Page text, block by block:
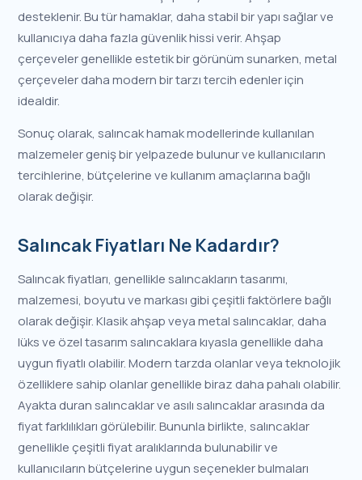
desteklenir. Bu tür hamaklar, daha stabil bir yapı sağlar ve
kullanıcıya daha fazla güvenlik hissi verir. Ahşap
çerçeveler genellikle estetik bir görünüm sunarken, metal
çerçeveler daha modern bir tarzı tercih edenler için
idealdir.
Sonuç olarak, salıncak hamak modellerinde kullanılan
malzemeler geniş bir yelpazede bulunur ve kullanıcıların
tercihlerine, bütçelerine ve kullanım amaçlarına bağlı
olarak değişir.
Salıncak Fiyatları Ne Kadardır?
Salıncak fiyatları, genellikle salıncakların tasarımı,
malzemesi, boyutu ve markası gibi çeşitli faktörlere bağlı
olarak değişir. Klasik ahşap veya metal salıncaklar, daha
lüks ve özel tasarım salıncaklara kıyasla genellikle daha
uygun fiyatlı olabilir. Modern tarzda olanlar veya teknolojik
özelliklere sahip olanlar genellikle biraz daha pahalı olabilir.
Ayakta duran salıncaklar ve asılı salıncaklar arasında da
fiyat farklılıkları görülebilir. Bununla birlikte, salıncaklar
genellikle çeşitli fiyat aralıklarında bulunabilir ve
kullanıcıların bütçelerine uygun seçenekler bulmaları